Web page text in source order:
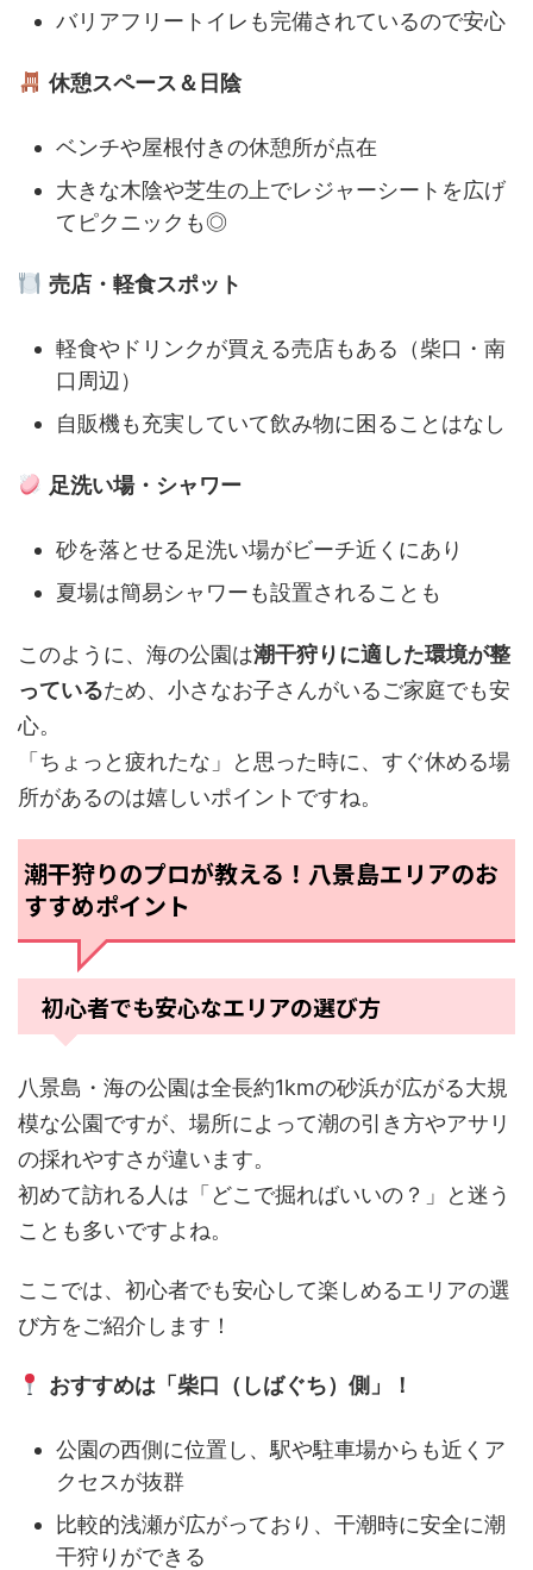
バリアフリートイレも完備されているので安心
休憩スペース＆日陰
ベンチや屋根付きの休憩所が点在
大きな木陰や芝生の上でレジャーシートを広げ
てピクニックも◎
売店・軽食スポット
軽食やドリンクが買える売店もある（柴口・南
口周辺）
自販機も充実していて飲み物に困ることはなし
足洗い場・シャワー
砂を落とせる足洗い場がビーチ近くにあり
夏場は簡易シャワーも設置されることも
このように、海の公園は潮干狩りに適した環境が整
っているため、小さなお子さんがいるご家庭でも安
心。
「ちょっと疲れたな」と思った時に、すぐ休める場
所があるのは嬉しいポイントですね。
潮干狩りのプロが教える！八景島エリアのお
すすめポイント
初心者でも安心なエリアの選び方
八景島・海の公園は全長約1kmの砂浜が広がる大規
模な公園ですが、場所によって潮の引き方やアサリ
の採れやすさが違います。
初めて訪れる人は「どこで掘ればいいの？」と迷う
ことも多いですよね。
ここでは、初心者でも安心して楽しめるエリアの選
び方をご紹介します！
おすすめは「柴口（しばぐち）側」！
公園の西側に位置し、駅や駐車場からも近くア
クセスが抜群
比較的浅瀬が広がっており、干潮時に安全に潮
干狩りができる